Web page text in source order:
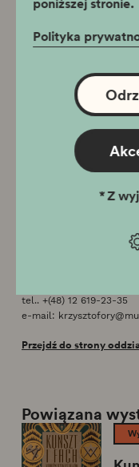
poniższej stronie.
Polityka
*Z
Godziny otwarcia
Wystawa stała: wtorek -
Ostatnie wejście
31 grudnia
szopek 9:00 -
tel.. +(48) 12 619-23-35
e-mail:
Przejdź do strony
Powiązana